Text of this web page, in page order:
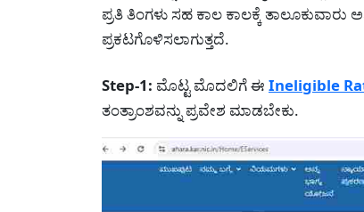
ಪ್ರತಿ ತಿಂಗಳು ಸಹ ಕಾಲ ಕಾಲಕ್ಕೆ
ಪ್ರಕಟಗೊಳಿಸಲಾಗುತ್ತದೆ.
Step-1: ಮೊಟ್ಟ ಮೊದಲಿಗೆ ಈ Ineligible
ತಂತ್ರಾಂಶವನ್ನು ಪ್ರವೇಶ ಮಾಡಬೇಕು.